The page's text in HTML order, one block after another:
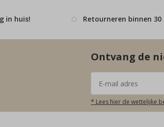
in huis! Retourneren binnen 30
Ontvang de
* Lees hier de wettelijke